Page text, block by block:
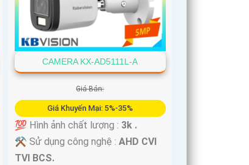
CAMERA KX-AD5111L-A
Giá Bán:
Giá Khuyến Mại: 5%-35%
💯 Hình ảnh chất lượng : 3k .
⚒ Sử dụng công nghệ :AHD CVI
TVI BCS.